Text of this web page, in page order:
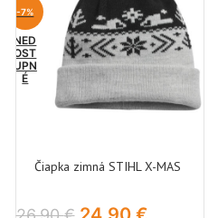
-7%
NED
OST
UPN
É
Čiapka zimná STIHL X-MAS